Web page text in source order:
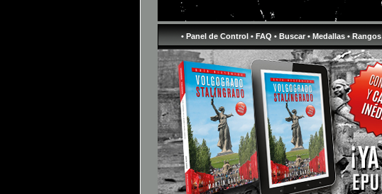
• Panel de Control • FAQ • Buscar • Medallas • Rangos